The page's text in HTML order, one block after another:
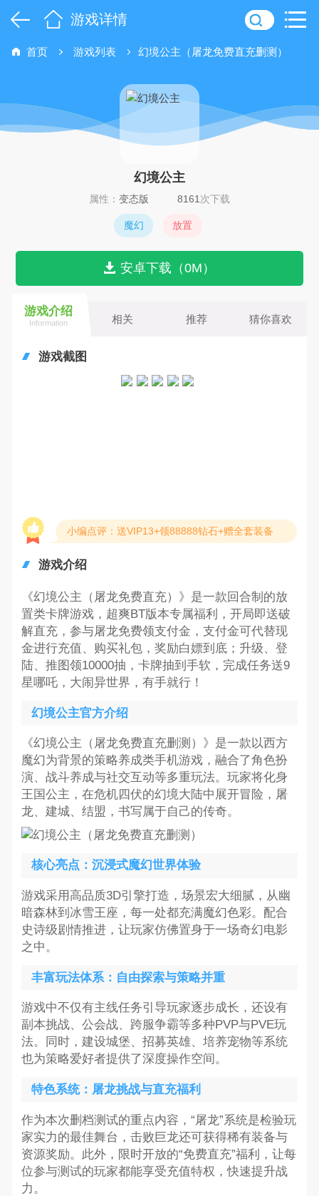
游戏详情
首页 游戏列表 幻境公主（屠龙免费直充删测）
幻境公主
属性： 变态版 8161 次下载
魔幻 放置
安卓下载（0M）
游戏介绍
Information 相关 推荐 猜你喜欢
游戏截图
小编点评：送VIP13+领88888钻石+赠全套装备
游戏介绍
《幻境公主（屠龙免费直充）》是一款回合制的放
置类卡牌游戏，超爽BT版本专属福利，开局即送破
解直充，参与屠龙免费领支付金，支付金可代替现
金进行充值、购买礼包，奖励白嫖到底；升级、登
陆、推图领10000抽，卡牌抽到手软，完成任务送9
星哪吒，大闹异世界，有手就行！
幻境公主官方介绍
《幻境公主（屠龙免费直充删测）》是一款以西方
魔幻为背景的策略养成类手机游戏，融合了角色扮
演、战斗养成与社交互动等多重玩法。玩家将化身
王国公主，在危机四伏的幻境大陆中展开冒险，屠
龙、建城、结盟，书写属于自己的传奇。
核心亮点：沉浸式魔幻世界体验
游戏采用高品质3D引擎打造，场景宏大细腻，从幽
暗森林到冰雪王座，每一处都充满魔幻色彩。配合
史诗级剧情推进，让玩家仿佛置身于一场奇幻电影
之中。
丰富玩法体系：自由探索与策略并重
游戏中不仅有主线任务引导玩家逐步成长，还设有
副本挑战、公会战、跨服争霸等多种PVP与PVE玩
法。同时，建设城堡、招募英雄、培养宠物等系统
也为策略爱好者提供了深度操作空间。
特色系统：屠龙挑战与直充福利
作为本次删档测试的重点内容，“屠龙”系统是检验玩
家实力的最佳舞台，击败巨龙还可获得稀有装备与
资源奖励。此外，限时开放的“免费直充”福利，让每
位参与测试的玩家都能享受充值特权，快速提升战
力。